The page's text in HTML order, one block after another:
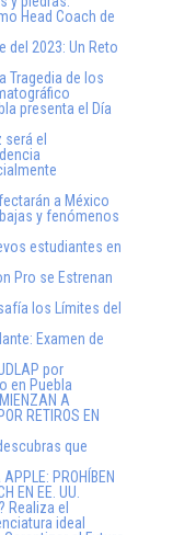
Head Coach de
del 2023: Un Reto
Tragedia de los
presenta el Día
el
a México
y fenómenos
estudiantes en
Pro se Estrenan
los Límites del
Examen de
por
en Puebla
A
RETIROS EN
que
PROHÍBEN
EN EE. UU.
Realiza el
ideal